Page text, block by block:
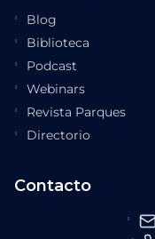
Blog
Biblioteca
Podcast
Webinars
Revista Parques
Directorio
Contacto